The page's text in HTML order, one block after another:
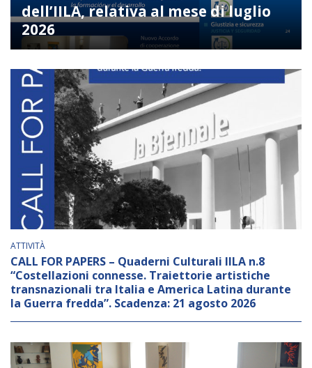
Patrimonio culturale
Giustizia e Sicurezza
EUROsociAL
EL PAcCTO
EUROFRONT
COPOLAD III
AL-INVEST Verde
MEDIA
Foto
Video
Audio
dell’IILA, relativa al mese di luglio
2026
ATTIVITÀ
CALL FOR PAPERS – Quaderni Culturali IILA n.8
“Costellazioni connesse. Traiettorie artistiche
transnazionali tra Italia e America Latina durante
la Guerra fredda”. Scadenza: 21 agosto 2026